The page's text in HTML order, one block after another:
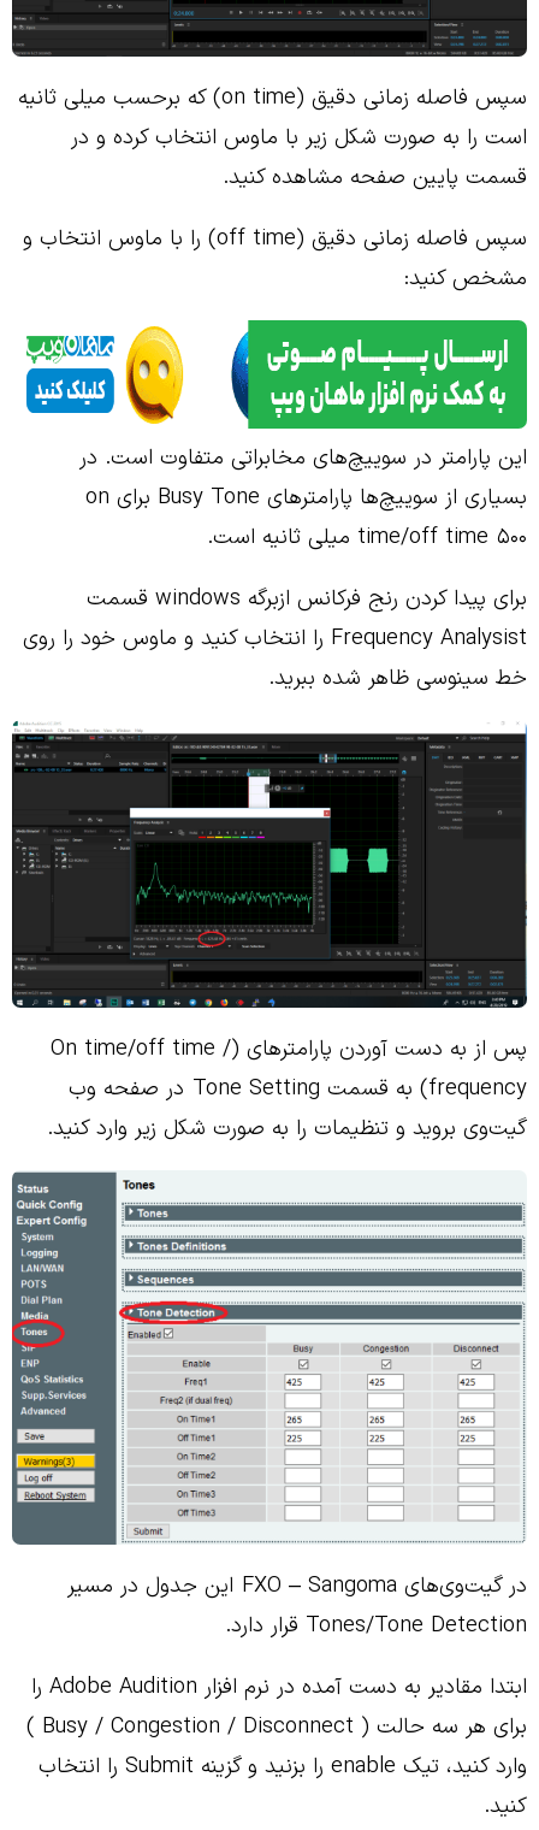
سپس فاصله زمانی دقیق (on time) که برحسب میلی ثانیه
است را به صورت شکل زیر با ماوس انتخاب کرده و در
قسمت پایین صفحه مشاهده کنید.
سپس فاصله زمانی دقیق (off time) را با ماوس انتخاب و
مشخص کنید:
این پارامتر در سوییچ‌های مخابراتی متفاوت است. در
بسیاری از سوییچ‌ها پارامترهای Busy Tone برای on
time/off time ۵۰۰ میلی ثانیه است.
برای پیدا کردن رنج فرکانس ازبرگه windows قسمت
Frequency Analysist را انتخاب کنید و ماوس خود را روی
خط سینوسی ظاهر شده ببرید.
پس از به دست آوردن پارامترهای (On time/off time /
frequency) به قسمت Tone Setting در صفحه وب
گیت‌وی بروید و تنظیمات را به صورت شکل زیر وارد کنید.
در گیت‌وی‌های FXO – Sangoma این جدول در مسیر
Tones/Tone Detection قرار دارد.
ابتدا مقادیر به دست آمده در نرم افزار Adobe Audition را
برای هر سه حالت ( Busy / Congestion / Disconnect )
وارد کنید، تیک enable را بزنید و گزینه Submit را انتخاب
کنید.